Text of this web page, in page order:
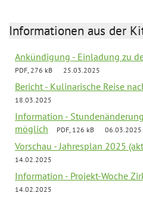
Informationen aus der
Ankündigung - Einladung zu
PDF, 276 kB 25.03.2025
Bericht - Kulinarische Reise
18.03.2025
Information -
möglich
PDF, 126 kB 06.03.2025
Vorschau - Jahresplan 2025
14.02.2025
Information - Projekt-Woche
14.02.2025